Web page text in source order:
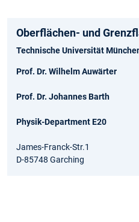
Oberflächen- und
Technische Universität
Prof. Dr. Wilhelm Auwärter
Prof. Dr. Johannes Barth
Physik-Department E20
James-Franck-Str.1
D-85748 Garching